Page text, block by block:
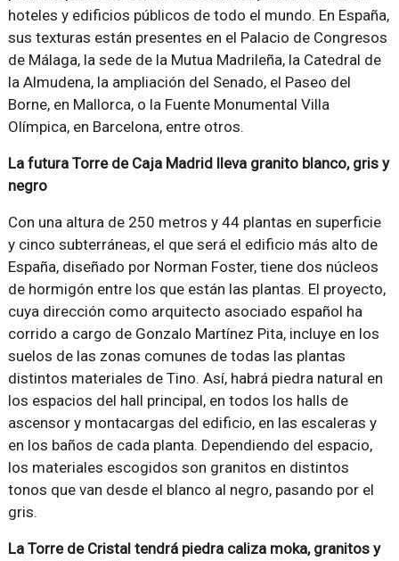
hoteles y edificios públicos de todo el mundo. En España,
sus texturas están presentes en el Palacio de Congresos
de Málaga, la sede de la Mutua Madrileña, la Catedral de
la Almudena, la ampliación del Senado, el Paseo del
Borne, en Mallorca, o la Fuente Monumental Villa
Olímpica, en Barcelona, entre otros.
La futura Torre de Caja Madrid lleva granito blanco, gris y
negro
Con una altura de 250 metros y 44 plantas en superficie
y cinco subterráneas, el que será el edificio más alto de
España, diseñado por Norman Foster, tiene dos núcleos
de hormigón entre los que están las plantas. El proyecto,
cuya dirección como arquitecto asociado español ha
corrido a cargo de Gonzalo Martínez Pita, incluye en los
suelos de las zonas comunes de todas las plantas
distintos materiales de Tino. Así, habrá piedra natural en
los espacios del hall principal, en todos los halls de
ascensor y montacargas del edificio, en las escaleras y
en los baños de cada planta. Dependiendo del espacio,
los materiales escogidos son granitos en distintos
tonos que van desde el blanco al negro, pasando por el
gris.
La Torre de Cristal tendrá piedra caliza moka, granitos y